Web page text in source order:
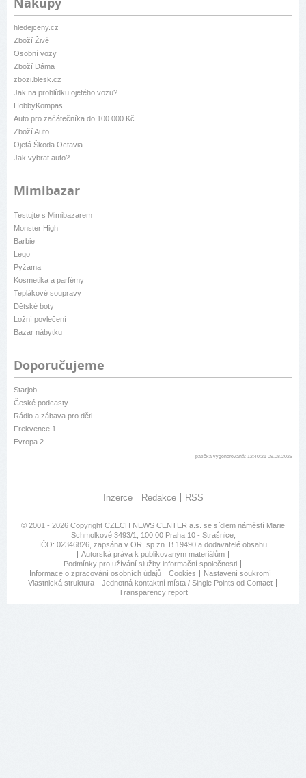
hledejceny.cz
Zboží Živě
Osobní vozy
Zboží Dáma
zbozi.blesk.cz
Jak na prohlídku ojetého vozu?
HobbyKompas
Auto pro začátečníka do 100 000 Kč
Zboží Auto
Ojetá Škoda Octavia
Jak vybrat auto?
Mimibazar
Testujte s Mimibazarem
Monster High
Barbie
Lego
Pyžama
Kosmetika a parfémy
Teplákové soupravy
Dětské boty
Ložní povlečení
Bazar nábytku
Doporučujeme
Starjob
České podcasty
Rádio a zábava pro děti
Frekvence 1
Evropa 2
patička vygenerovaná: 12:40:21 09.08.2026
Inzerce Redakce RSS
© 2001 - 2026 Copyright CZECH NEWS CENTER a.s. se sídlem náměstí Marie
Schmolkové 3493/1, 100 00 Praha 10 - Strašnice,
IČO: 02346826, zapsána v OR, sp.zn. B 19490 a dodavatelé obsahu
Autorská práva k publikovaným materiálům
Podmínky pro užívání služby informační společnosti
Informace o zpracování osobních údajů
Cookies
Nastavení soukromí
Vlastnická struktura
Jednotná kontaktní místa / Single Points od Contact
Transparency report